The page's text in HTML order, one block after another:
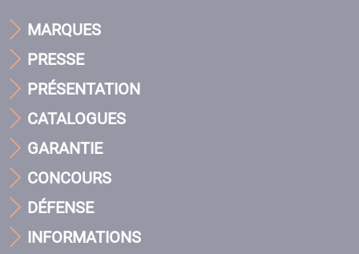
MARQUES
PRESSE
PRÉSENTATION
CATALOGUES
GARANTIE
CONCOURS
DÉFENSE
INFORMATIONS